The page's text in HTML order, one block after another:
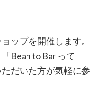
ップを開催します。
Bean to Bar って
だいた方が気軽に参